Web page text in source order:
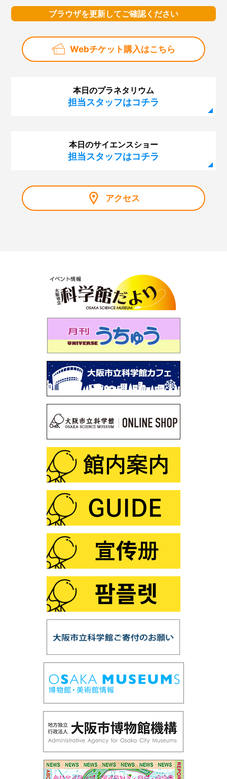
ブラウザを更新してご確認ください
Webチケット購入はこちら
本日のプラネタリウム
担当スタッフはコチラ
本日のサイエンスショー
担当スタッフはコチラ
アクセス